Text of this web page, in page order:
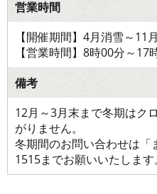
営業時間
【開催期間】4月消雪～11
【営業時間】8時00分～17
備考
12月～3月末まで冬期はク
がりません。
冬期間のお問い合わせは「
1515までお願いいたします。